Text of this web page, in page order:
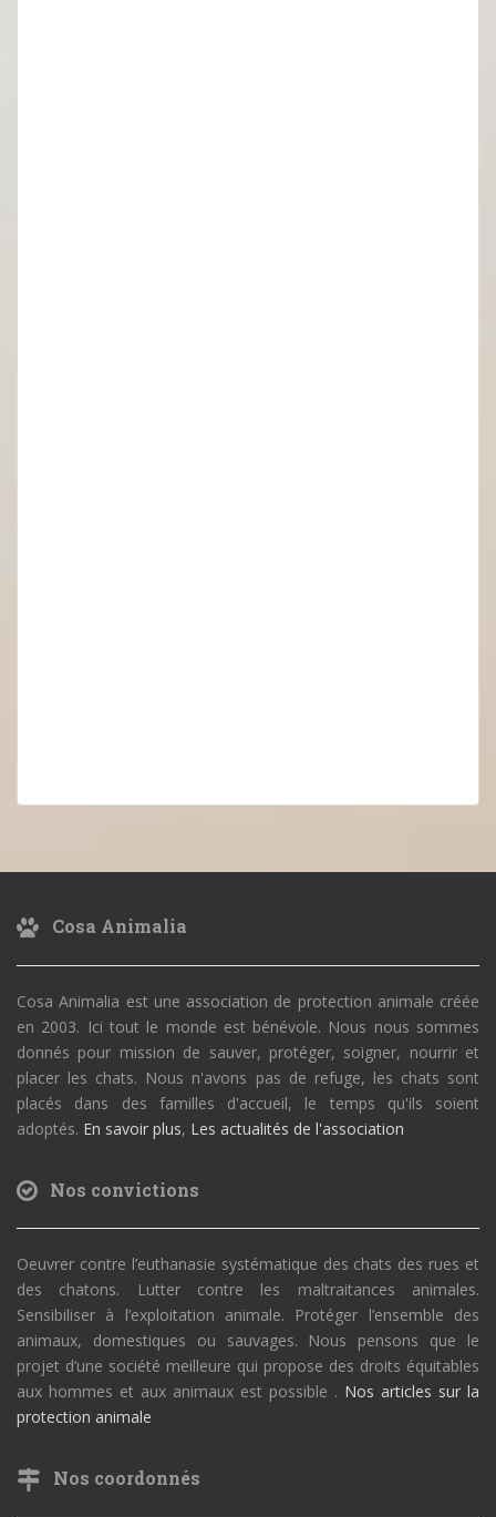
Cosa Animalia
Cosa Animalia est une association de protection animale créée
en 2003. Ici tout le monde est bénévole. Nous nous sommes
donnés pour mission de sauver, protéger, soigner, nourrir et
placer les chats. Nous n'avons pas de refuge, les chats sont
placés dans des familles d'accueil, le temps qu'ils soient
adoptés. En savoir plus, Les actualités de l'association
Nos convictions
Oeuvrer contre l’euthanasie systématique des chats des rues et
des chatons. Lutter contre les maltraitances animales.
Sensibiliser à l’exploitation animale. Protéger l’ensemble des
animaux, domestiques ou sauvages. Nous pensons que le
projet d’une société meilleure qui propose des droits équitables
aux hommes et aux animaux est possible . Nos articles sur la
protection animale
Nos coordonnés